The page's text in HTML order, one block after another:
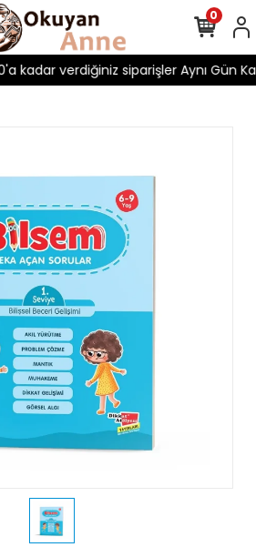
verdiğiniz siparişler Aynı Gün
0